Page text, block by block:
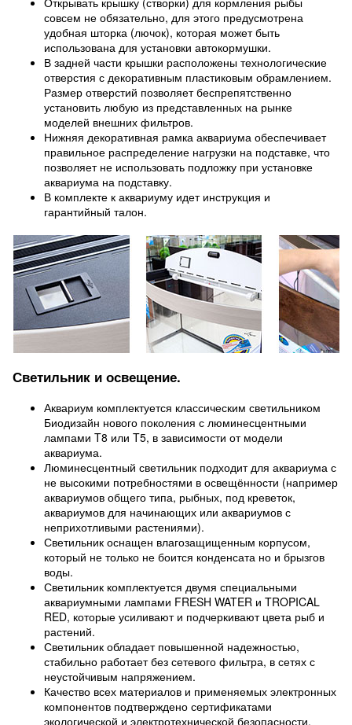
совсем не обязательно, для этого предусмотрена
удобная шторка (лючок), которая может быть
использована для установки автокормушки.
В задней части крышки расположены технологические
отверстия с декоративным пластиковым обрамлением.
Размер отверстий позволяет беспрепятственно
установить любую из представленных на рынке
моделей внешних фильтров.
Нижняя декоративная рамка аквариума обеспечивает
правильное распределение нагрузки на подставке, что
позволяет не использовать подложку при установке
аквариума на подставку.
В комплекте к аквариуму идет инструкция и
гарантийный талон.
Светильник и освещение.
Аквариум комплектуется классическим светильником
Биодизайн нового поколения с люминесцентными
лампами T8 или T5, в зависимости от модели
аквариума.
Люминесцентный светильник подходит для аквариума с
не высокими потребностями в освещённости (например
аквариумов общего типа, рыбных, под креветок,
аквариумов для начинающих или аквариумов с
неприхотливыми растениями).
Светильник оснащен влагозащищенным корпусом,
который не только не боится конденсата но и брызгов
воды.
Светильник комплектуется двумя специальными
аквариумными лампами FRESH WATER и TROPICAL
RED, которые усиливают и подчеркивают цвета рыб и
растений.
Светильник обладает повышенной надежностью,
стабильно работает без сетевого фильтра, в сетях с
неустойчивым напряжением.
Качество всех материалов и применяемых электронных
компонентов подтверждено сертификатами
экологической и электротехнической безопасности.